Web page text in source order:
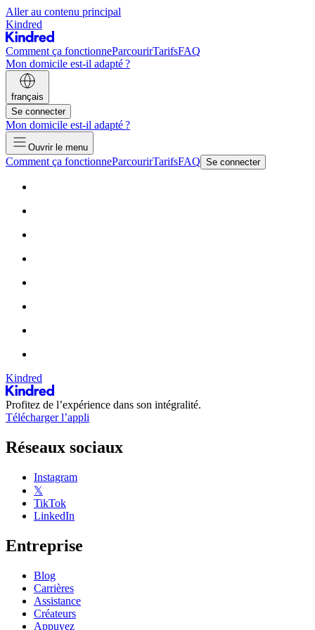
Aller au contenu principal
Kindred
Comment ça fonctionneParcourirTarifsFAQ
Mon domicile est-il adapté ?
français
Se connecter
Mon domicile est-il adapté ?
Ouvrir le menu
Comment ça fonctionneParcourirTarifsFAQ Se connecter
Kindred
Profitez de l’expérience dans son intégralité.
Télécharger l’appli
Réseaux sociaux
Instagram
𝕏
TikTok
LinkedIn
Entreprise
Blog
Carrières
Assistance
Créateurs
Appuyez